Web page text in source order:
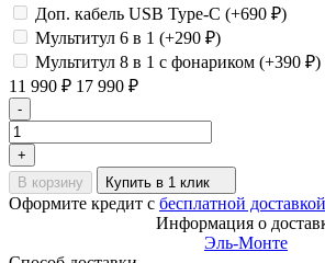
Доп. кабель USB Type-C (+690 ₽)
Мультитул 6 в 1 (+290 ₽)
Мультитул 8 в 1 с фонариком (+390 ₽)
11 990 ₽ 17 990 ₽
-
+
В корзину
Купить в 1 клик
Оформите кредит с бесплатной
Информация о
Эль-Монте